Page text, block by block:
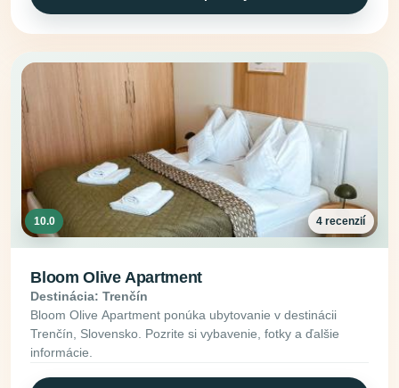
10.0 4 recenzií
Bloom Olive Apartment
Destinácia: Trenčín
Bloom Olive Apartment ponúka ubytovanie v destinácii
Trenčín, Slovensko. Pozrite si vybavenie, fotky a ďalšie
informácie.